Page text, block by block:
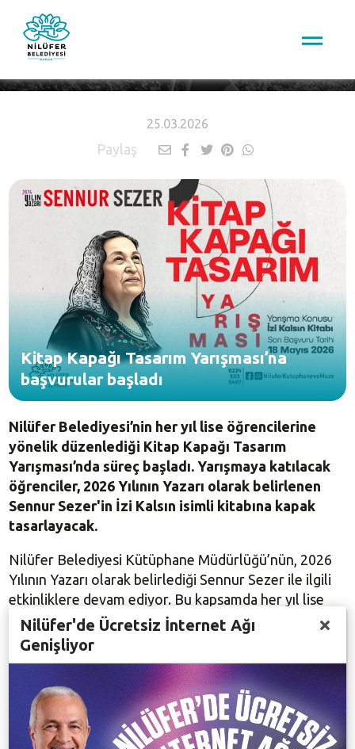
25.03.2026
Paylaş
Kitap Kapağı Tasarım Yarışması’na
başvurular başladı
Nilüfer Belediyesi’nin her yıl lise öğrencilerine
yönelik düzenlediği Kitap Kapağı Tasarım
Yarışması’nda süreç başladı. Yarışmaya katılacak
öğrenciler, 2026 Yılının Yazarı olarak belirlenen
Sennur Sezer'in İzi Kalsın isimli kitabına kapak
tasarlayacak.
Nilüfer Belediyesi Kütüphane Müdürlüğü’nün, 2026
Yılının Yazarı olarak belirlediği Sennur Sezer ile ilgili
etkinliklere devam ediyor. Bu kapsamda her yıl lise
öğrencilerine yönelik düzenlenen Kitap Kapağı
Tasarım Yarışması için de süreç başladı. Öğrenciler
Sennur Sezer'in İzi Kalsın isimli kitabını okuyup,
algıladıklarını tasarımlarına yansıtacak. Yazarın genç
kuşak tarafından daha yaygın biçimde tanınması ve
benimsenmesini sağlamak; yaşadığı yıllardan bugüne
eserlerinin genç zihinlerde oluşturduğu görsel algıyı
Nilüfer'de Ücretsiz İnternet Ağı
Genişliyor